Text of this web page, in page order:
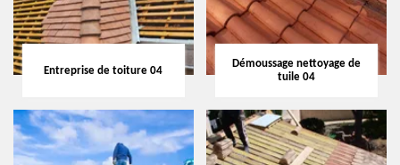
Entreprise de toiture 04
Démoussage nettoyage de
tuile 04